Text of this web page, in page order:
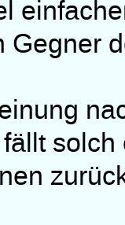
Gegner